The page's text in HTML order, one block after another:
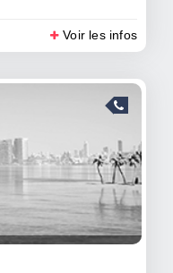
Voir les infos